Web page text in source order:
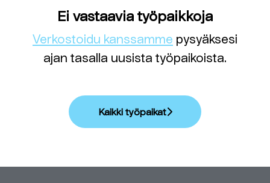
Ei vastaavia työpaikkoja
Verkostoidu kanssamme pysyäksesi
ajan tasalla uusista työpaikoista.
Kaikki työpaikat